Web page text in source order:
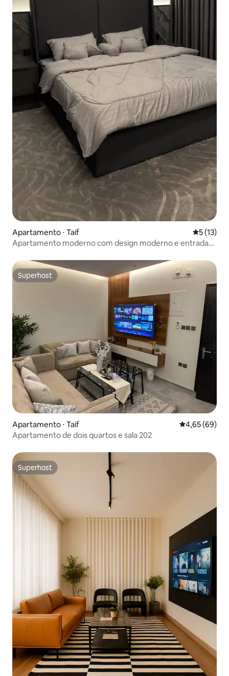
Apartamento ⋅ Taif 5 de uma
5 (13)
Apartamento moderno com design moderno e entrada
Superhost
Superhost
Apartamento ⋅ Taif 4,65 de uma
4,65 (69)
Apartamento de dois quartos e sala 202
Superhost
Superhost